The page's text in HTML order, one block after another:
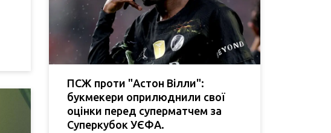
ПСЖ проти "Астон Вілли":
букмекери оприлюднили свої
оцінки перед суперматчем за
Суперкубок УЄФА.